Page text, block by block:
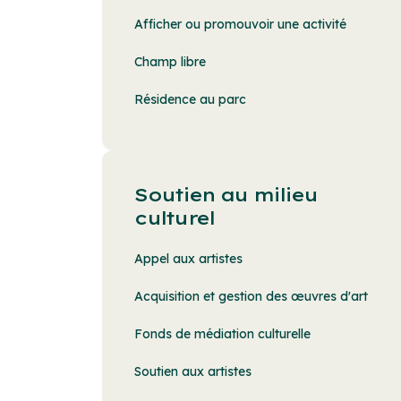
Afficher ou promouvoir une activité
Champ libre
Résidence au parc
Soutien au milieu
culturel
Appel aux artistes
Acquisition et gestion des œuvres d'art
Fonds de médiation culturelle
Soutien aux artistes